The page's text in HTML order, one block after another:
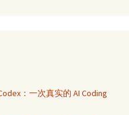
：一次真实的 AI Coding